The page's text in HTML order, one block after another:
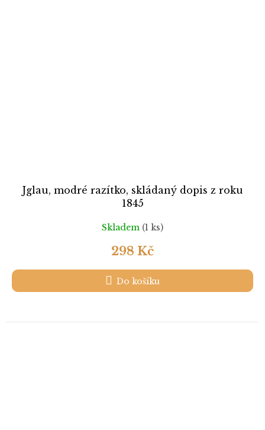
Jglau, modré razítko, skládaný dopis z roku
1845
Skladem (1 ks)
298 Kč
Do košíku